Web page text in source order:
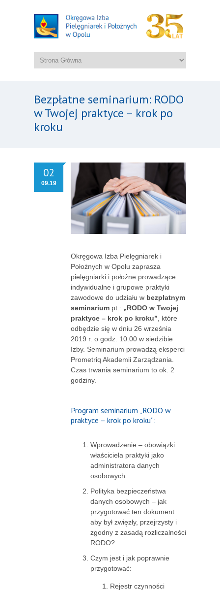
Bezpłatne seminarium: RODO
w Twojej praktyce – krok po
kroku
02
09.19
Okręgowa Izba Pielęgniarek i
Położnych w Opolu zaprasza
pielęgniarki i położne prowadzące
indywidualne i grupowe praktyki
zawodowe do udziału w bezpłatnym
seminarium pt.: „RODO w Twojej
praktyce – krok po kroku” , które
odbędzie się w dniu 26 września
2019 r. o godz. 10.00 w siedzibie
Izby. Seminarium prowadzą eksperci
Prometriq Akademii Zarządzania.
Czas trwania seminarium to ok. 2
godziny.
Program seminarium „RODO w
praktyce – krok po kroku”:
Wprowadzenie – obowiązki
właściciela praktyki jako
administratora danych
osobowych.
Polityka bezpieczeństwa
danych osobowych – jak
przygotować ten dokument
aby był zwięzły, przejrzysty i
zgodny z zasadą rozliczalności
RODO?
Czym jest i jak poprawnie
przygotować:
Rejestr czynności